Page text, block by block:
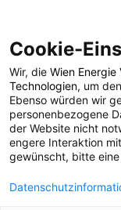
Cookie-
Wir, die Wien Energie
Technologien, um
Ebenso würden wir
personenbezogene
der Website nicht
engere Interaktion
gewünscht, bitte